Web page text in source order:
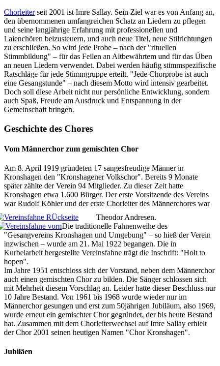
Chorleiterseit 2001 ist Imre Sallay. Sein Ziel war es von Anfang an,
den übernommenen umfangreichen Schatz an Liedern zu pflegen
und seine langjährige Erfahrung mit professionellen und
Laienchören beizusteuern, und auch neue Titel, neue Stilrichtungen
zu erschließen. So wird jede Probe – nach der "rituellen
Stimmbildung" – für das Feilen an Altbewährtem und für das Üben
an neuen Liedern verwendet. Dabei werden häufig stimmspezifische
Ratschläge für jede Stimmgruppe erteilt. "Jede Chorprobe ist auch
eine Gesangstunde" – nach diesem Motto wird intensiv gearbeitet.
Doch soll diese Arbeit nicht nur persönliche Entwicklung, sondern
auch Spaß, Freude am Ausdruck und Entspannung in der
Gemeinschaft bringen.
Geschichte des Chores
Vom Männerchor zum gemischten Chor
Am 8. April 1919 gründeten 17 sangesfreudige Männer in
Kronshagen den "Kronshagener Volkschor". Bereits 9 Monate
später zählte der Verein 94 Mitglieder. Zu dieser Zeit hatte
Kronshagen etwa 1.600 Bürger. Der erste Vorsitzende des Vereins
war Rudolf Köhler und der erste Chorleiter des Männerchores war
Theodor Andresen.
Die traditionelle Fahnenweihe des
"Gesangvereins Kronshagen und Umgebung" – so hieß der Verein
inzwischen – wurde am 21. Mai 1922 begangen. Die in
Kurbelarbeit hergestellte Vereinsfahne trägt die Inschrift: "Holt to
hopen".
Im Jahre 1951 entschloss sich der Vorstand, neben dem Männerchor
auch einen gemischten Chor zu bilden. Die Sänger schlossen sich
mit Mehrheit diesem Vorschlag an. Leider hatte dieser Beschluss nur
10 Jahre Bestand. Von 1961 bis 1968 wurde wieder nur im
Männerchor gesungen und erst zum 50jährigen Jubiläum, also 1969,
wurde erneut ein gemischter Chor gegründet, der bis heute Bestand
hat. Zusammen mit dem Chorleiterwechsel auf Imre Sallay erhielt
der Chor 2001 seinen heutigen Namen "Chor Kronshagen".
Jubiläen